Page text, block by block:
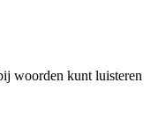
woorden kunt luisteren